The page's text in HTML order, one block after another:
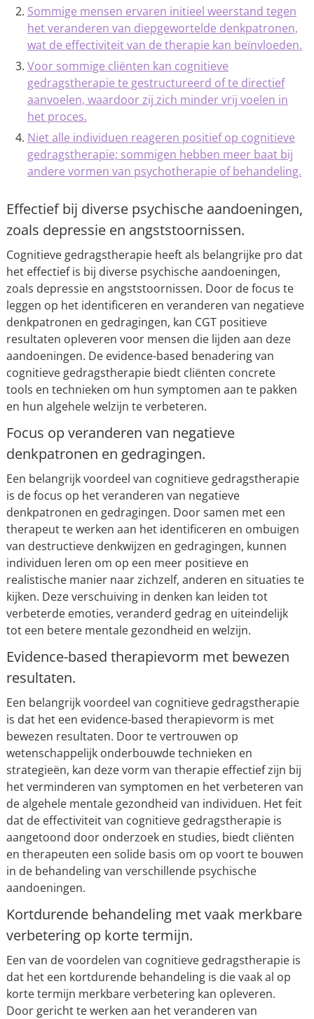
Sommige mensen ervaren initieel weerstand tegen
het veranderen van diepgewortelde denkpatronen,
wat de effectiviteit van de therapie kan beïnvloeden.
Voor sommige cliënten kan cognitieve
gedragstherapie te gestructureerd of te directief
aanvoelen, waardoor zij zich minder vrij voelen in
het proces.
Niet alle individuen reageren positief op cognitieve
gedragstherapie; sommigen hebben meer baat bij
andere vormen van psychotherapie of behandeling.
Effectief bij diverse psychische aandoeningen,
zoals depressie en angststoornissen.
Cognitieve gedragstherapie heeft als belangrijke pro dat
het effectief is bij diverse psychische aandoeningen,
zoals depressie en angststoornissen. Door de focus te
leggen op het identificeren en veranderen van negatieve
denkpatronen en gedragingen, kan CGT positieve
resultaten opleveren voor mensen die lijden aan deze
aandoeningen. De evidence-based benadering van
cognitieve gedragstherapie biedt cliënten concrete
tools en technieken om hun symptomen aan te pakken
en hun algehele welzijn te verbeteren.
Focus op veranderen van negatieve
denkpatronen en gedragingen.
Een belangrijk voordeel van cognitieve gedragstherapie
is de focus op het veranderen van negatieve
denkpatronen en gedragingen. Door samen met een
therapeut te werken aan het identificeren en ombuigen
van destructieve denkwijzen en gedragingen, kunnen
individuen leren om op een meer positieve en
realistische manier naar zichzelf, anderen en situaties te
kijken. Deze verschuiving in denken kan leiden tot
verbeterde emoties, veranderd gedrag en uiteindelijk
tot een betere mentale gezondheid en welzijn.
Evidence-based therapievorm met bewezen
resultaten.
Een belangrijk voordeel van cognitieve gedragstherapie
is dat het een evidence-based therapievorm is met
bewezen resultaten. Door te vertrouwen op
wetenschappelijk onderbouwde technieken en
strategieën, kan deze vorm van therapie effectief zijn bij
het verminderen van symptomen en het verbeteren van
de algehele mentale gezondheid van individuen. Het feit
dat de effectiviteit van cognitieve gedragstherapie is
aangetoond door onderzoek en studies, biedt cliënten
en therapeuten een solide basis om op voort te bouwen
in de behandeling van verschillende psychische
aandoeningen.
Kortdurende behandeling met vaak merkbare
verbetering op korte termijn.
Een van de voordelen van cognitieve gedragstherapie is
dat het een kortdurende behandeling is die vaak al op
korte termijn merkbare verbetering kan opleveren.
Door gericht te werken aan het veranderen van